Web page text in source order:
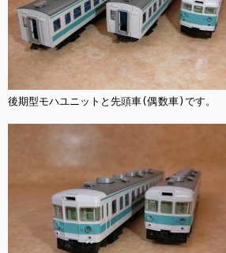
後期型モハユニットと先頭車(偶数車)です。